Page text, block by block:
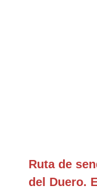
Ruta de
del Duero.